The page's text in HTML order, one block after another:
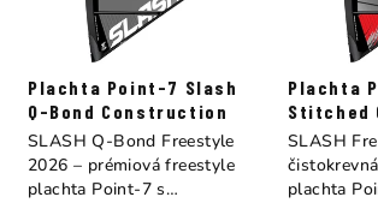
Plachta Point-7 Slash
Q-Bond Construction
SLASH Q-Bond Freestyle
2026 – prémiová freestyle
plachta Point-7 s
Plachta
Stitched
SLASH
plachta